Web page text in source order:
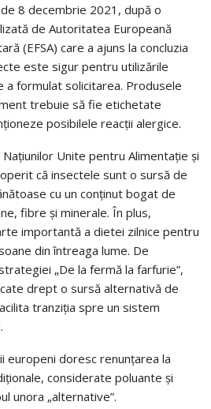
8 decembrie 2021, după o
de Autoritatea Europeană
(EFSA) care a ajuns la concluzia
este sigur pentru utilizările
a formulat solicitarea. Produsele
trebuie să fie etichetate
posibilele reacţii alergice.
Unite pentru Alimentaţie şi
că insectele sunt o sursă de
cu un conţinut bogat de
fibre şi minerale. În plus,
importantă a dietei zilnice pentru
din întreaga lume. De
„De la fermă la farfurie”,
drept o sursă alternativă de
tranziția spre un sistem
europeni doresc renunțarea la
considerate poluante și
unora „alternative”.